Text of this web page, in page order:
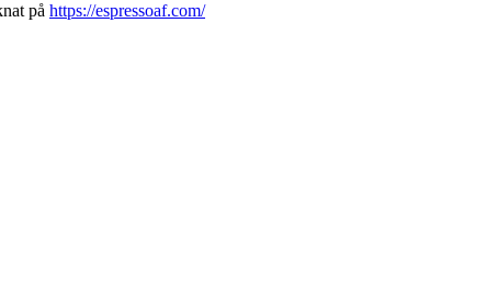
på https://espressoaf.com/